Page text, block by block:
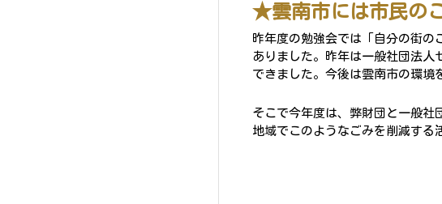
★雲南市には市民の
昨年度の勉強会では「自分の街の
ありました。昨年は一般社団法人
できました。今後は雲南市の環境
そこで今年度は、弊財団と一般社
地域でこのようなごみを削減する